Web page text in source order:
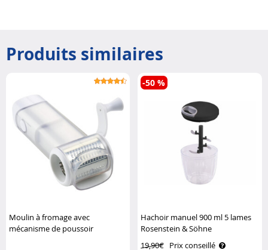
Produits similaires
Moulin à fromage avec
mécanisme de poussoir
Hachoir manuel 900 ml 5 lames
Rosenstein & Söhne
19,90€ Prix conseillé
-50 %